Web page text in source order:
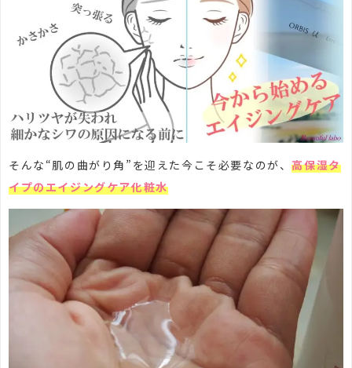
そんな“肌の曲がり角”を迎えた今こそ必要なのが、高保湿タ
イプのエイジングケア化粧水